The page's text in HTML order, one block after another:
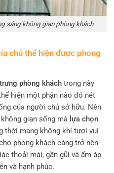
sáng không gian phòng khách
chủ thể hiện được phong
phòng khách trong này
hiện một phận nào đó nét
của người chủ sở hữu. Nên
gian sống mà lựa chọn
thời mang không khí tươi vui
phong khách càng trở nên
thoải mái, gần gũi và ấm áp
và hạnh phúc.